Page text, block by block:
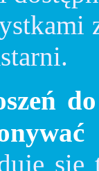
się